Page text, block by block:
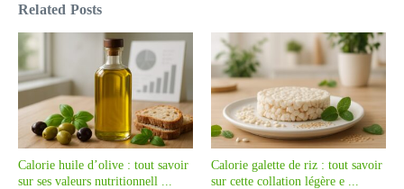
Related Posts
Calorie huile d’olive : tout savoir
sur ses valeurs nutritionnell ...
Calorie galette de riz : tout savoir
sur cette collation légère e ...